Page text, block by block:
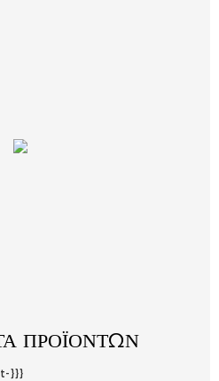
ΠΡΟΪΌΝΤΩΝ
}}}